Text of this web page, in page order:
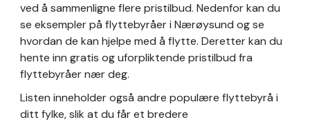
ved å sammenligne flere pristilbud. Nedenfor kan du
se eksempler på flyttebyråer i Nærøysund og se
hvordan de kan hjelpe med å flytte. Deretter kan du
hente inn gratis og uforpliktende pristilbud fra
flyttebyråer nær deg.
Listen inneholder også andre populære flyttebyrå i
ditt fylke, slik at du får et bredere